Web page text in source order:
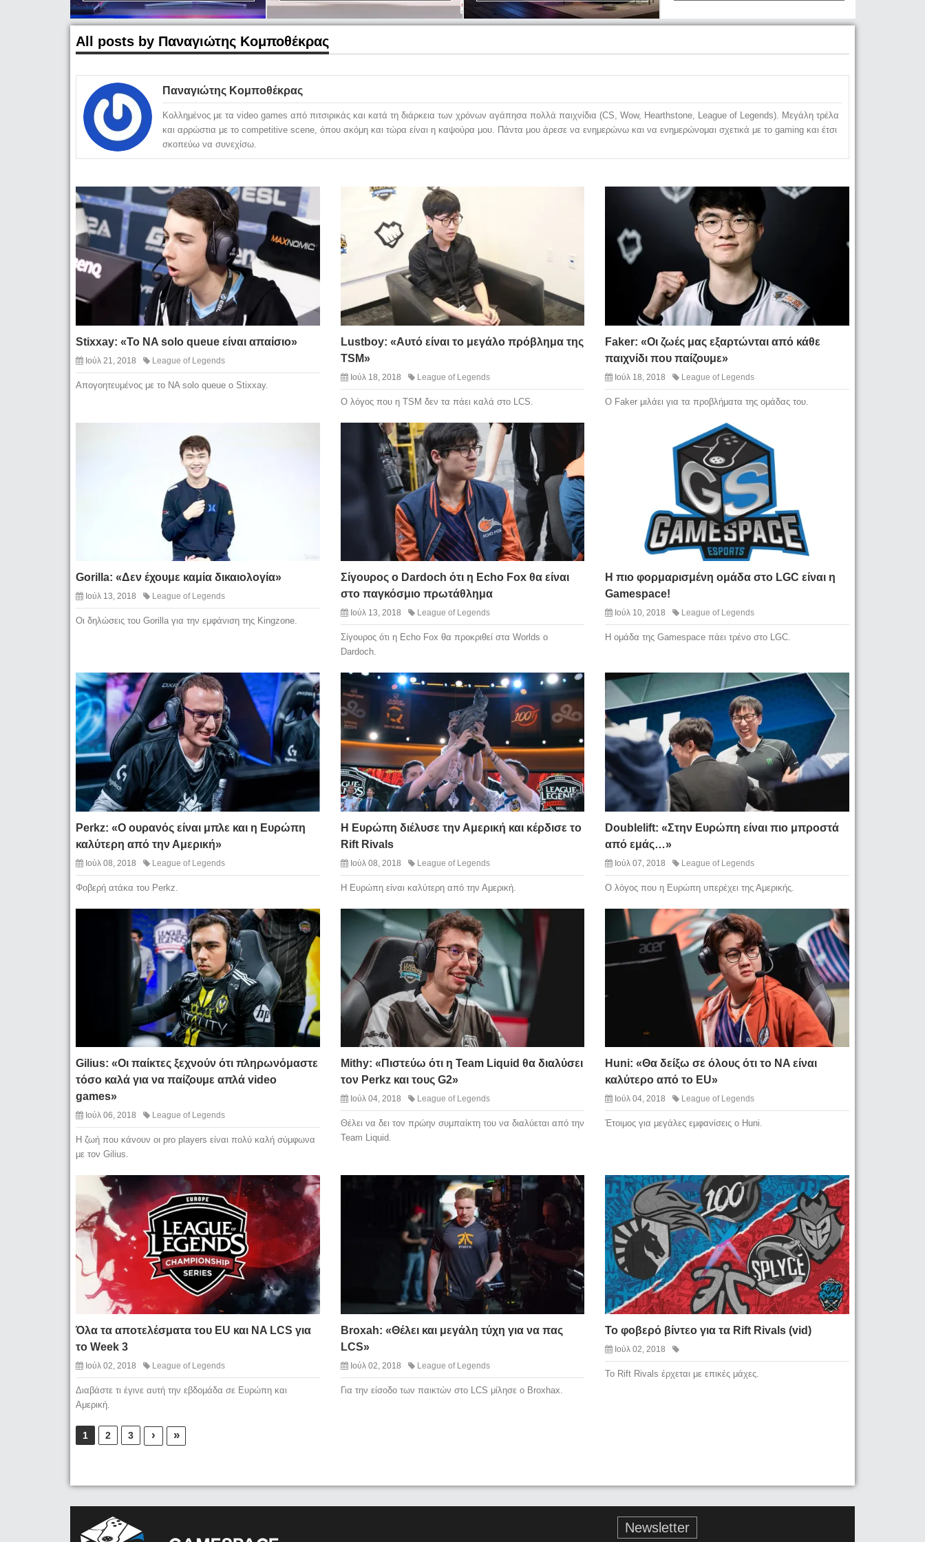
All posts by Παναγιώτης Κομποθέκρας
Παναγιώτης Κομποθέκρας
Κολλημένος με τα video games από πιτσιρικάς και κατά τη διάρκεια των χρόνων αγάπησα πολλά παιχνίδια (CS, Wow, Hearthstone, League of Legends). Μεγάλη τρέλα
και αρρώστια με το competitive scene, όπου ακόμη και τώρα είναι η καψούρα μου. Πάντα μου άρεσε να ενημερώνω και να ενημερώνομαι σχετικά με το gaming και έτσι
σκοπεύω να συνεχίσω.
Stixxay: «Το NA solo queue είναι απαίσιο»
Ιούλ 21, 2018 League of Legends
Απογοητευμένος με το NA solo queue o Stixxay.
Lustboy: «Αυτό είναι το μεγάλο πρόβλημα της
TSM»
Ιούλ 18, 2018 League of Legends
Ο λόγος που η TSM δεν τα πάει καλά στο LCS.
Faker: «Οι ζωές μας εξαρτώνται από κάθε
παιχνίδι που παίζουμε»
Ιούλ 18, 2018 League of Legends
Ο Faker μιλάει για τα προβλήματα της ομάδας του.
Gorilla: «Δεν έχουμε καμία δικαιολογία»
Ιούλ 13, 2018 League of Legends
Οι δηλώσεις του Gorilla για την εμφάνιση της Kingzone.
Σίγουρος ο Dardoch ότι η Echo Fox θα είναι
στο παγκόσμιο πρωτάθλημα
Ιούλ 13, 2018 League of Legends
Σίγουρος ότι η Echo Fox θα προκριθεί στα Worlds ο
Dardoch.
Η πιο φορμαρισμένη ομάδα στο LGC είναι η
Gamespace!
Ιούλ 10, 2018 League of Legends
Η ομάδα της Gamespace πάει τρένο στο LGC.
Perkz: «Ο ουρανός είναι μπλε και η Ευρώπη
καλύτερη από την Αμερική»
Ιούλ 08, 2018 League of Legends
Φοβερή ατάκα του Perkz.
Η Ευρώπη διέλυσε την Αμερική και κέρδισε το
Rift Rivals
Ιούλ 08, 2018 League of Legends
Η Ευρώπη είναι καλύτερη από την Αμερική.
Doublelift: «Στην Ευρώπη είναι πιο μπροστά
από εμάς…»
Ιούλ 07, 2018 League of Legends
Ο λόγος που η Ευρώπη υπερέχει της Αμερικής.
Gilius: «Οι παίκτες ξεχνούν ότι πληρωνόμαστε
τόσο καλά για να παίζουμε απλά video
games»
Ιούλ 06, 2018 League of Legends
Η ζωή που κάνουν οι pro players είναι πολύ καλή σύμφωνα
με τον Gilius.
Mithy: «Πιστεύω ότι η Team Liquid θα διαλύσει
τον Perkz και τους G2»
Ιούλ 04, 2018 League of Legends
Θέλει να δει τον πρώην συμπαίκτη του να διαλύεται από την
Team Liquid.
Huni: «Θα δείξω σε όλους ότι το NA είναι
καλύτερο από το EU»
Ιούλ 04, 2018 League of Legends
Έτοιμος για μεγάλες εμφανίσεις ο Huni.
Όλα τα αποτελέσματα του EU και NA LCS για
το Week 3
Ιούλ 02, 2018 League of Legends
Διαβάστε τι έγινε αυτή την εβδομάδα σε Ευρώπη και
Αμερική.
Broxah: «Θέλει και μεγάλη τύχη για να πας
LCS»
Ιούλ 02, 2018 League of Legends
Για την είσοδο των παικτών στο LCS μίλησε ο Broxhax.
Το φοβερό βίντεο για τα Rift Rivals (vid)
Ιούλ 02, 2018
Το Rift Rivals έρχεται με επικές μάχες.
1 2 3 › »
Newsletter